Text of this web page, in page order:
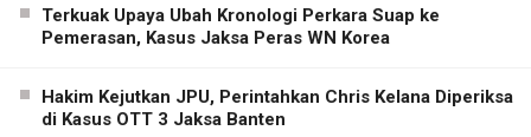
Terkuak Upaya Ubah Kronologi Perkara Suap ke
Pemerasan, Kasus Jaksa Peras WN Korea
Hakim Kejutkan JPU, Perintahkan Chris Kelana Diperiksa
di Kasus OTT 3 Jaksa Banten